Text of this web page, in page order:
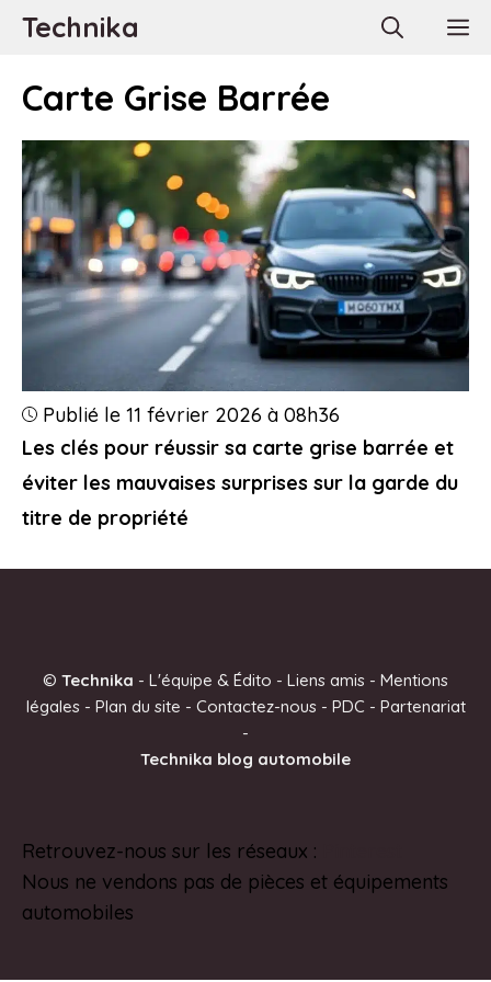
AllerTechnika
Carte Grise Barrée
Les clés pour réussir sa carte grise barrée et
éviter les mauvaises surprises sur la garde du
titre de propriété
Publié le 11 février 2026 à 08h36
© Technika - L'équipe & Édito - Liens amis - Mentions
légales- Plan du site - Contactez-nous- PDC - Partenariat
-
Technika blog automobile
Retrouvez-nous sur les réseaux :
Nous ne vendons pas de pièces et équipements
automobiles